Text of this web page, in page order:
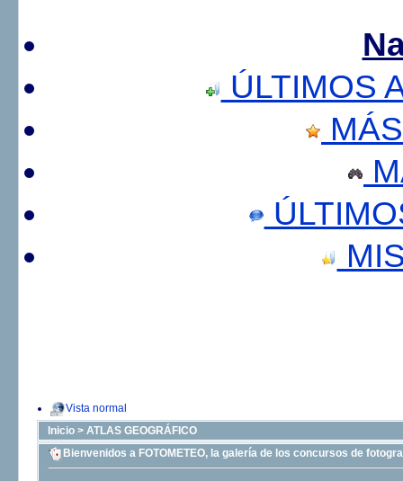
ÚLTIMOS
Vista normal
Inicio > ATLAS GEOGRÁFICO
Bienvenidos a FOTOMETEO, la galería de los concursos de